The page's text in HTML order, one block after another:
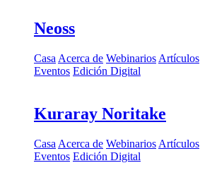
Neoss
Casa Acerca de Webinarios Artículos
Eventos Edición Digital
Kuraray Noritake
Casa Acerca de Webinarios Artículos
Eventos Edición Digital